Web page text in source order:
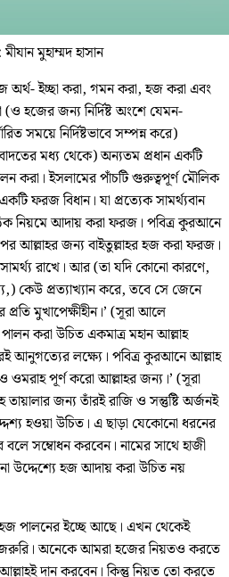
মুহাম্মদ হাসান
ইচ্ছা করা, গমন করা, হজ করা এবং
হজের জন্য নির্দিষ্ট অংশে যেমন-
সময়ে নির্দিষ্টভাবে সম্পন্ন করে)
মধ্য থেকে) অন্যতম প্রধান একটি
করা। ইসলামের পাঁচটি গুরুত্বপূর্ণ মৌলিক
ফরজ বিধান। যা প্রত্যেক সামর্থ্যবান
নিয়মে আদায় করা ফরজ। পবিত্র কুরআনে
আল্লাহর জন্য বাইতুল্লাহর হজ করা ফরজ।
রাখে। আর (তা যদি কোনো কারণে,
কেউ প্রত্যাখ্যান করে, তবে সে জেনে
মুখাপেক্ষীহীন।’ (সূরা আলে
করা উচিত একমাত্র মহান আল্লাহ
আনুগত্যের লক্ষ্যে। পবিত্র কুরআনে আল্লাহ
পূর্ণ করো আল্লাহর জন্য।’ (সূরা
জন্য তাঁরই রাজি ও সন্তুষ্টি অর্জনই
হওয়া উচিত। এ ছাড়া যেকোনো ধরনের
সম্বোধন করবেন। নামের সাথে হাজী
উদ্দেশ্যে হজ আদায় করা উচিত নয়
পালনের ইচ্ছে আছে। এখন থেকেই
অনেকে আমরা হজের নিয়তও করতে
দান করবেন। কিন্তু নিয়ত তো করতে